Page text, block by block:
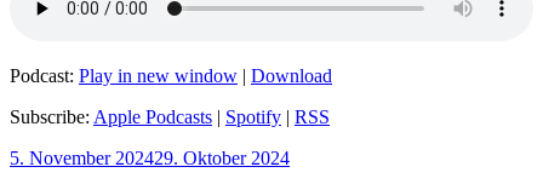
Podcast: Play in new window | Download
Subscribe: Apple Podcasts | Spotify | RSS
Veröffentlicht
5. November 202429. Oktober 2024